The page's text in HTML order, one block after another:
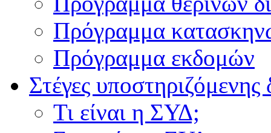
Πρόγραμμα
Πρόγραμμα εκδομών
Στέγες υποστηριζόμενης
Τι είναι η ΣΥΔ;